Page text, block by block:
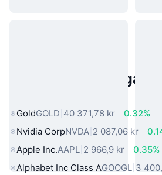
Populära tillgångar
GoldGOLD 40 371,78 kr
0.32%
Nvidia CorpNVDA 2 087,06 kr
Apple Inc.AAPL 2 966,9 kr
0.35%
Alphabet Inc Class AGOOGL 3